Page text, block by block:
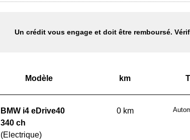
Un crédit vous engage et doit être remboursé.
Modèle km
BMW i4 eDrive40
340 ch
(Electrique)
0 km